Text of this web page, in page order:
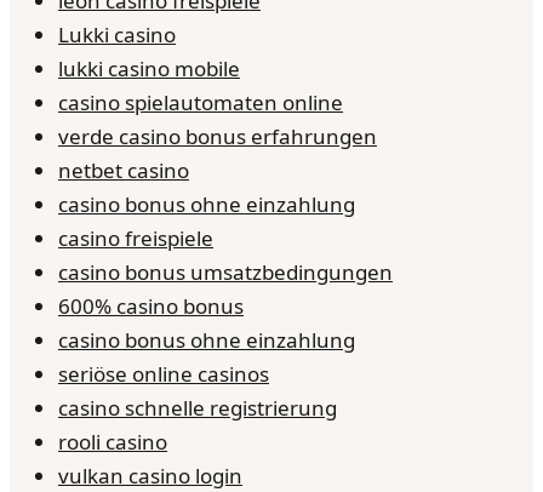
Lukki casino
lukki casino mobile
casino spielautomaten online
verde casino bonus erfahrungen
netbet casino
casino bonus ohne einzahlung
casino freispiele
casino bonus umsatzbedingungen
600% casino bonus
casino bonus ohne einzahlung
seriöse online casinos
casino schnelle registrierung
rooli casino
vulkan casino login